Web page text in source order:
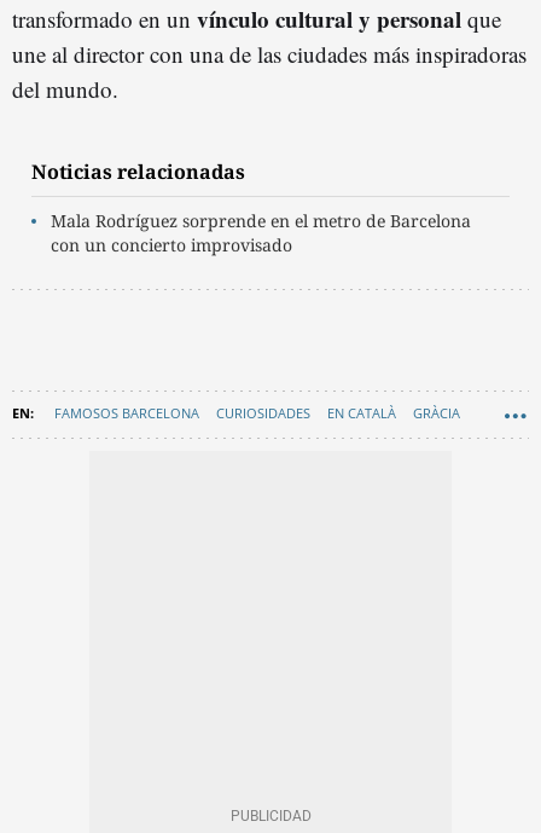
transformado en un vínculo cultural y personal que
une al director con una de las ciudades más inspiradoras
del mundo.
Noticias relacionadas
Mala Rodríguez sorprende en el metro de Barcelona
con un concierto improvisado
FAMOSOS BARCELONA CURIOSIDADES EN CATALÀ GRÀCIA